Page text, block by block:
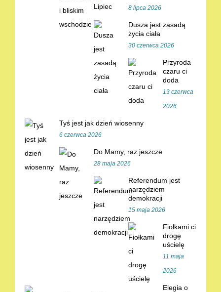
8 lipca 2026
Dusza jest zasadą
życia ciała
30 czerwca 2026
Przyroda
czaru ci
doda
13 czerwca
2026
Tyś jest jak dzień wiosenny
6 czerwca 2026
Do Mamy, raz jeszcze
28 maja 2026
Referendum jest
narzędziem
demokracji
15 maja 2026
Fiołkami ci
drogę
uścielę
11 maja
2026
Elegia o